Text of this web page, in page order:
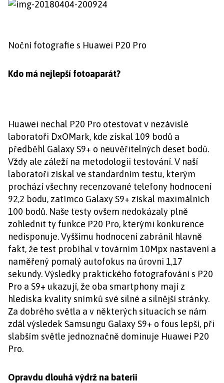
Noční fotografie s Huawei P20 Pro
Kdo má nejlepší fotoaparát?
Huawei nechal P20 Pro otestovat v nezávislé
laboratoři DxOMark, kde získal 109 bodů a
předběhl Galaxy S9+ o neuvěřitelných deset bodů.
Vždy ale záleží na metodologii testování. V naší
laboratoři získal ve standardním testu, kterým
prochází všechny recenzované telefony hodnocení
92,2 bodu, zatímco Galaxy S9+ získal maximálních
100 bodů. Naše testy ovšem nedokázaly plně
zohlednit ty funkce P20 Pro, kterými konkurence
nedisponuje. Vyššímu hodnocení zabránil hlavně
fakt, že test probíhal v továrním 10Mpx nastavení a
naměřený pomalý autofokus na úrovni 1,17
sekundy. Výsledky praktického fotografování s P20
Pro a S9+ ukazují, že oba smartphony mají z
hlediska kvality snímků své silné a silnější stránky.
Za dobrého světla a v některých situacích se nám
zdál výsledek Samsungu Galaxy S9+ o fous lepší, při
slabším světle jednoznačně dominuje Huawei P20
Pro.
Opravdu dlouhá výdrž na baterii